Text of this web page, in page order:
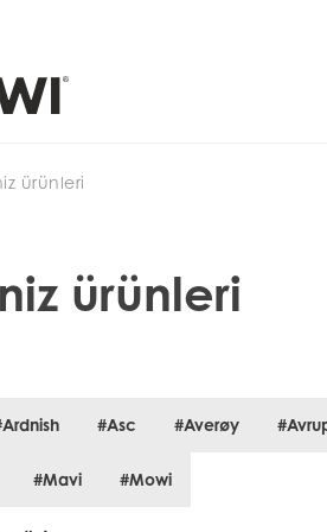
ürünleri
ürünleri
#Asc #Averøy
#Mavi #Mowi